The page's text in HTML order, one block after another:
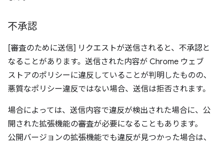
不承認
[審査のために送信] リクエストが送信されると、不承認と
なることがあります。送信された内容が Chrome ウェブ
ストアのポリシーに違反していることが判明したものの、
悪質なポリシー違反ではない場合、送信は拒否されます。
場合によっては、送信内容で違反が検出された場合に、公
開された拡張機能の審査が必要になることもあります。
公開バージョンの拡張機能でも違反が見つかった場合は、